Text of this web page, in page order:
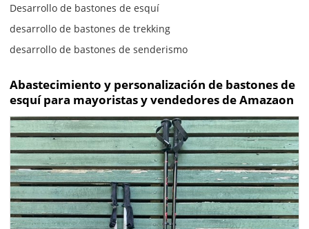
Desarrollo de bastones de esquí
desarrollo de bastones de trekking
desarrollo de bastones de senderismo
Abastecimiento y personalización de bastones de
esquí para mayoristas y vendedores de Amazaon